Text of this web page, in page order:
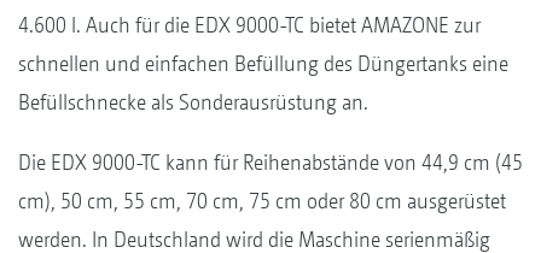
4.600 l. Auch für die EDX 9000-TC bietet AMAZONE zur
schnellen und einfachen Befüllung des Düngertanks eine
Befüllschnecke als Sonderausrüstung an.
Die EDX 9000-TC kann für Reihenabstände von 44,9 cm (45
cm), 50 cm, 55 cm, 70 cm, 75 cm oder 80 cm ausgerüstet
werden. In Deutschland wird die Maschine serienmäßig